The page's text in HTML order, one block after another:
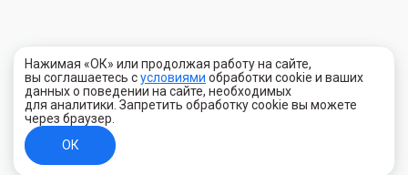
Нажимая «ОК» или продолжая работу на сайте,
вы соглашаетесь сусловиями обработки cookie и ваших
данных о поведении на сайте, необходимых
для аналитики. Запретить обработку cookie вы можете
через браузер.
ОК